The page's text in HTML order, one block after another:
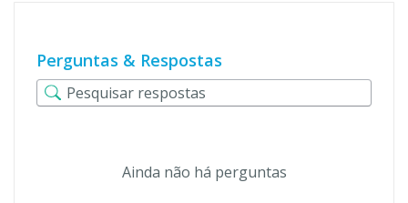
Perguntas & Respostas
Ainda não há perguntas